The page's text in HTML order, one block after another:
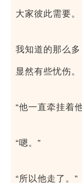
大家彼此需要。
我知道的那么
显然有些忧伤。
“他一直牵挂着
“嗯。”
“所以他走了。”